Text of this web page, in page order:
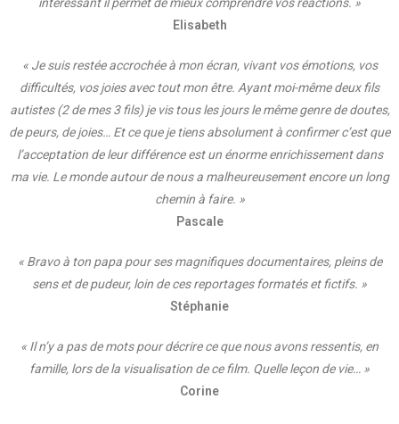
Elisabeth
« Je suis restée accrochée à mon écran, vivant vos émotions, vos
difficultés, vos joies avec tout mon être. Ayant moi-même deux fils
autistes (2 de mes 3 fils) je vis tous les jours le même genre de doutes,
de peurs, de joies… Et ce que je tiens absolument à confirmer c’est que
l’acceptation de leur différence est un énorme enrichissement dans
ma vie. Le monde autour de nous a malheureusement encore un long
chemin à faire. »
Pascale
« Bravo à ton papa pour ses magnifiques documentaires, pleins de
sens et de pudeur, loin de ces reportages formatés et fictifs. »
Stéphanie
« Il n’y a pas de mots pour décrire ce que nous avons ressentis, en
famille, lors de la visualisation de ce film. Quelle leçon de vie… »
Corine